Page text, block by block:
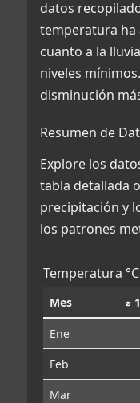
datos
temperatura ha
cuanto a la
niveles
disminución
Resumen de
Explore los
tabla detallada
precipitación y
los patrones
Temperatura °C
Mes ⌀
Ene
Feb
Mar